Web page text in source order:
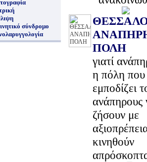
σύνδρομο
ΠΟΛΗ
γιατί
η πόλη που
εμποδίζει
ανάπηρους
ζήσουν με
κινηθούν